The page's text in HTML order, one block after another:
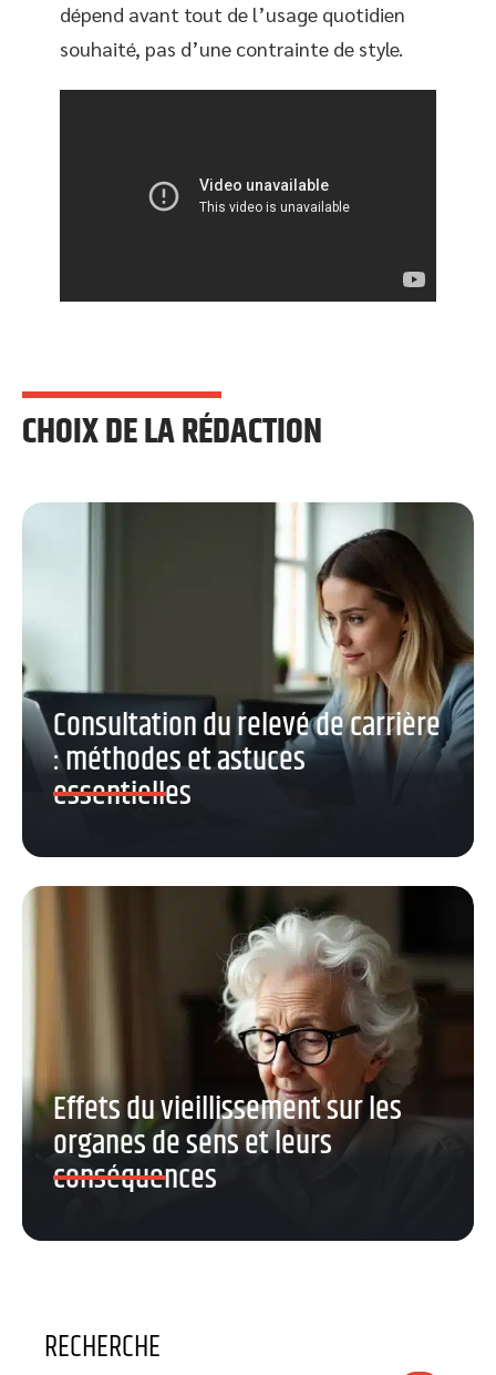
dépend avant tout de l’usage quotidien
souhaité, pas d’une contrainte de style.
CHOIX DE LA RÉDACTION
Consultation du relevé de carrière
: méthodes et astuces
essentielles
Effets du vieillissement sur les
organes de sens et leurs
conséquences
RECHERCHE